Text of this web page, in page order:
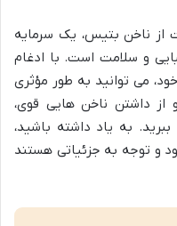
از ناخن بتیس، یک سرمایه
و سلامت است. با ادغام
می توانید به طور مؤثری
از داشتن ناخن هایی قوی،
به یاد داشته باشید،
و توجه به جزئیاتی هستند